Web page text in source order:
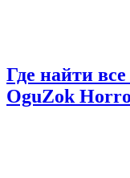
Где найти
OguZok